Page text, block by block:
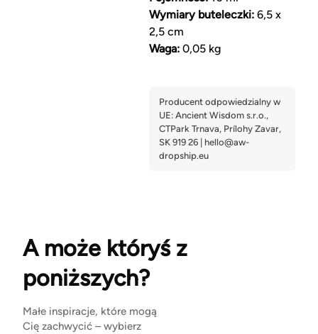
Wymiary buteleczki:6,5 x
2,5 cm
Waga:0,05 kg
A może któryś z
poniższych?
Małe inspiracje, które mogą
Cię zachwycić – wybierz